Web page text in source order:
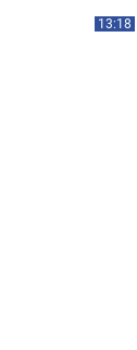
13:18